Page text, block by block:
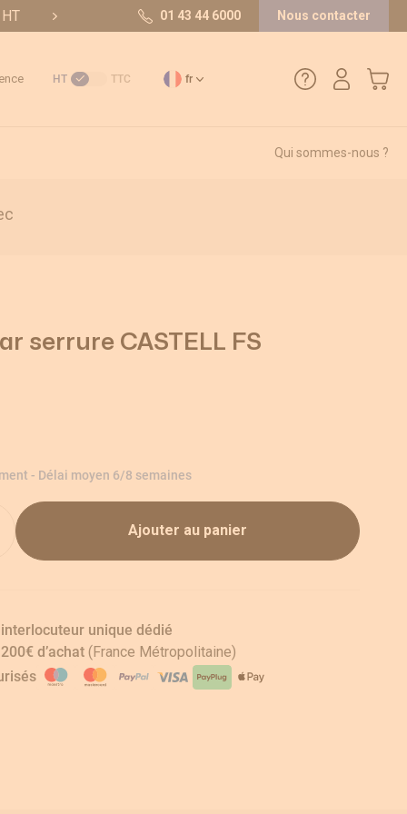
10/10 sur 36 avis
01 43 44 6000 Nous contacter
Mon
HT TTC fr
Qui sommes-nous ?
serrure CASTELL FS
- Délai moyen 6/8 semaines
Ajouter au panier
unique dédié
d’achat(France Métropolitaine)